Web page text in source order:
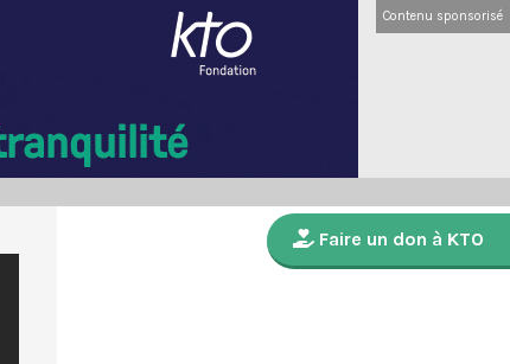
Contenu sponsorisé
Faire un don à KTO